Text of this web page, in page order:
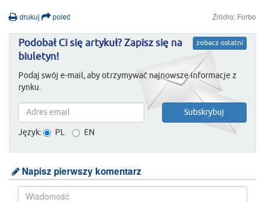
drukuj poleć Źródło: Forbo
zobacz ostatni
Podobał Ci się artykuł? Zapisz się na
biuletyn!
Podaj swój e-mail, aby otrzymywać najnowsze informacje z
rynku.
Język: PL EN
Napisz pierwszy komentarz